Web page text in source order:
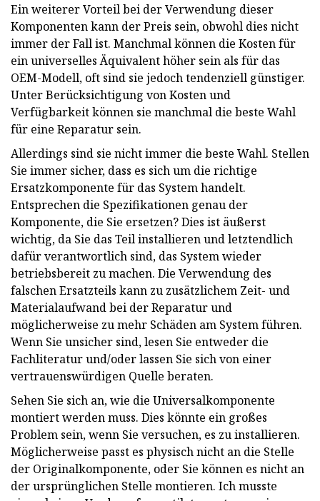
Ein weiterer Vorteil bei der Verwendung dieser
Komponenten kann der Preis sein, obwohl dies nicht
immer der Fall ist. Manchmal können die Kosten für
ein universelles Äquivalent höher sein als für das
OEM-Modell, oft sind sie jedoch tendenziell günstiger.
Unter Berücksichtigung von Kosten und
Verfügbarkeit können sie manchmal die beste Wahl
für eine Reparatur sein.
Allerdings sind sie nicht immer die beste Wahl. Stellen
Sie immer sicher, dass es sich um die richtige
Ersatzkomponente für das System handelt.
Entsprechen die Spezifikationen genau der
Komponente, die Sie ersetzen? Dies ist äußerst
wichtig, da Sie das Teil installieren und letztendlich
dafür verantwortlich sind, das System wieder
betriebsbereit zu machen. Die Verwendung des
falschen Ersatzteils kann zu zusätzlichem Zeit- und
Materialaufwand bei der Reparatur und
möglicherweise zu mehr Schäden am System führen.
Wenn Sie unsicher sind, lesen Sie entweder die
Fachliteratur und/oder lassen Sie sich von einer
vertrauenswürdigen Quelle beraten.
Sehen Sie sich an, wie die Universalkomponente
montiert werden muss. Dies könnte ein großes
Problem sein, wenn Sie versuchen, es zu installieren.
Möglicherweise passt es physisch nicht an die Stelle
der Originalkomponente, oder Sie können es nicht an
der ursprünglichen Stelle montieren. Ich musste